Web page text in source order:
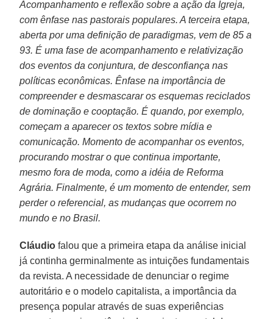
Acompanhamento e reflexão sobre a ação da Igreja,
com ênfase nas pastorais populares. A terceira etapa,
aberta por uma definição de paradigmas, vem de 85 a
93. É uma fase de acompanhamento e relativização
dos eventos da conjuntura, de desconfiança nas
políticas econômicas. Ênfase na importância de
compreender e desmascarar os esquemas reciclados
de dominação e cooptação. É quando, por exemplo,
começam a aparecer os textos sobre mídia e
comunicação. Momento de acompanhar os eventos,
procurando mostrar o que continua importante,
mesmo fora de moda, como a idéia de Reforma
Agrária. Finalmente, é um momento de entender, sem
perder o referencial, as mudanças que ocorrem no
mundo e no Brasil.
Cláudio falou que a primeira etapa da análise inicial
já continha germinalmente as intuições fundamentais
da revista. A necessidade de denunciar o regime
autoritário e o modelo capitalista, a importância da
presença popular através de suas experiências